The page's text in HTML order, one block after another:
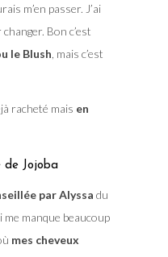
m’en passer. J’ai
Bon c’est
le Blush , mais c’est
racheté mais en
de Jojoba
par Alyssa du
manque beaucoup
mes cheveux